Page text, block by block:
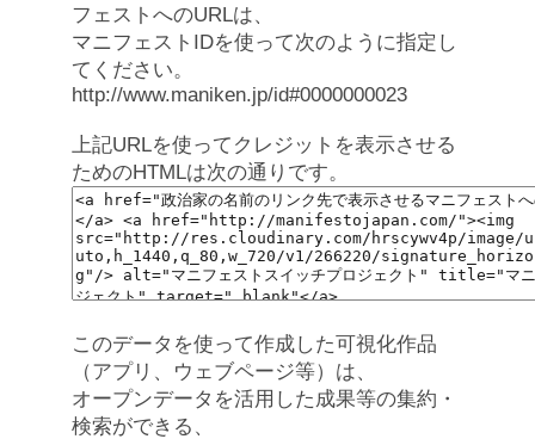
フェストへのURLは、
マニフェストIDを使って次のように指定し
てください。
http://www.maniken.jp/id#0000000023
上記URLを使ってクレジットを表示させる
ためのHTMLは次の通りです。
このデータを使って作成した可視化作品
（アプリ、ウェブページ等）は、
オープンデータを活用した成果等の集約・
検索ができる、